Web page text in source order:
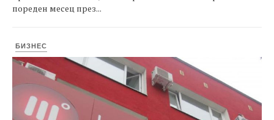
пореден месец през...
БИЗНЕС